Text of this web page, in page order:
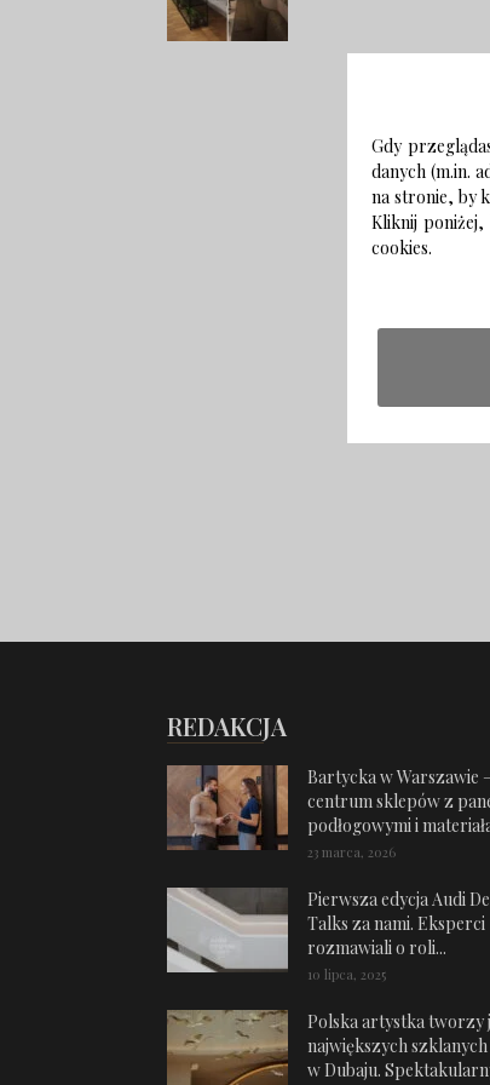
REDAKCJA
Bartycka w Warszawie –
centrum sklepów z
podłogowymi i
23 marca, 2026
Pierwsza edycja Audi
Talks za nami. Eksperci
rozmawiali o roli...
10 lipca, 2025
Polska artystka tworzy
największych
w Dubaju.
Gdy
danych (m.in.
na stronie, by
Kliknij
cookies.